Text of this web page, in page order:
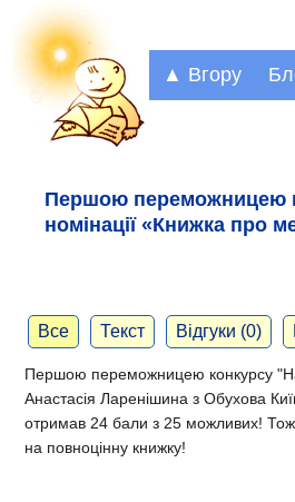
▲ Вгору
Першою переможницею
номінації «Книжка про
Все Текст Відгуки (0)
Першою переможницею конкурсу
Анастасія Ларенішина з Обухова
отримав 24 бали з 25 можливих! Тож
на повноцінну книжку!